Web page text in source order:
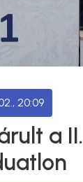
20:09
a II.